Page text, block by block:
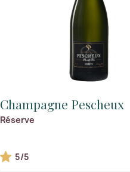
Champagne Pescheux
Réserve
5/5